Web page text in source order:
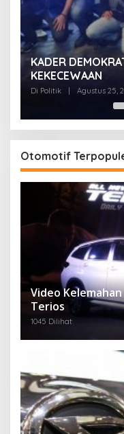
KADER
KEKECEWAAN
Di Politik Agustus 25,
Otomotif
Video
Terios
1045 Dilihat